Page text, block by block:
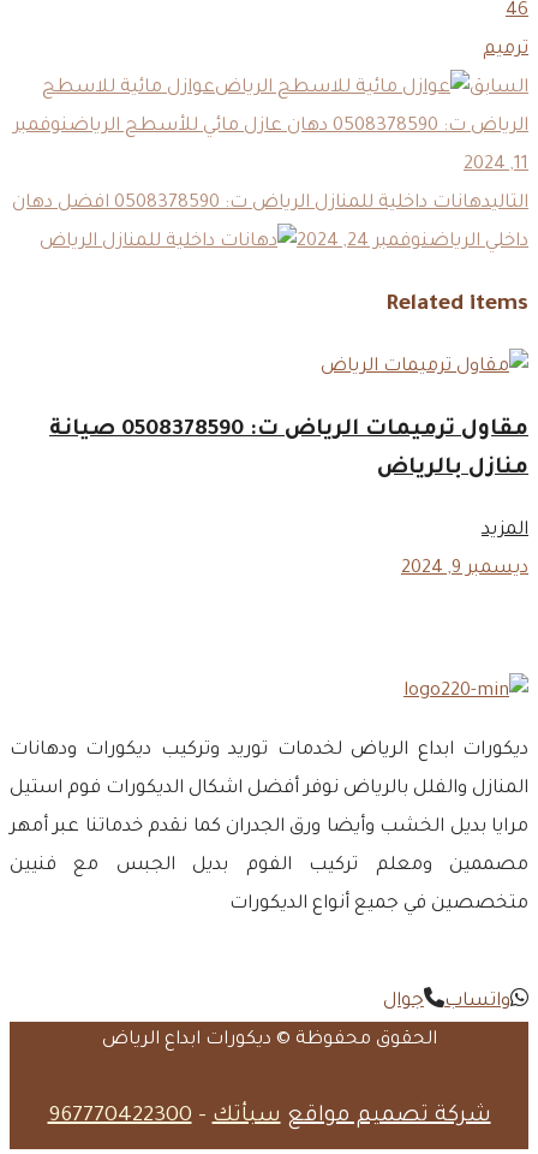
46
ترميم
السابق
عوازل مائية للاسطح
الرياض ت: 0508378590 دهان عازل مائي للأسطح الرياض
نوفمبر
11, 2024
التالي
دهانات داخلية للمنازل الرياض ت: 0508378590 افضل دهان
داخلي الرياضنوفمبر 24, 2024
Related items
مقاول ترميمات الرياض ت: 0508378590 صيانة
منازل بالرياض
المزيد
ديسمبر 9, 2024
ديكورات ابداع الرياض لخدمات توريد وتركيب ديكورات ودهانات
المنازل والفلل بالرياض نوفر أفضل اشكال الديكورات فوم استيل
مرايا بديل الخشب وأيضا ورق الجدران كما نقدم خدماتنا عبر أمهر
مصممين ومعلم تركيب الفوم بديل الجبس مع فنيين
متخصصين في جميع أنواع الديكورات
واتساب
جوال
الحقوق محفوظة © ديكورات ابداع الرياض
شركة تصميم مواقع سبأتك-
967770422300